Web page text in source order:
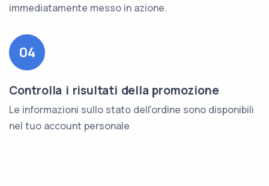
immediatamente messo in azione.
04
Controlla i risultati della promozione
Le informazioni sullo stato dell'ordine sono disponibili
nel tuo account personale